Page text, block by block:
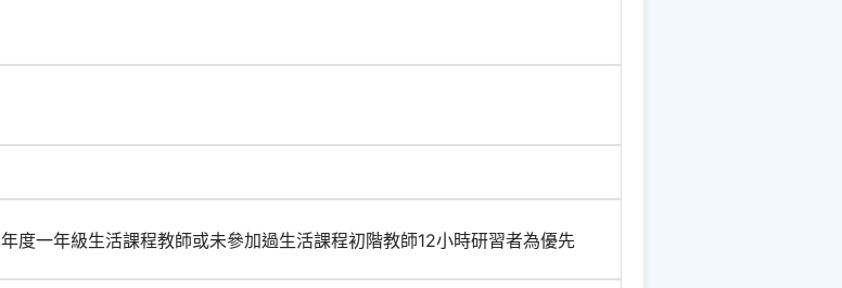
度一年級生活課程教師或未參加過生活課程初階教師12小時研習者為優先